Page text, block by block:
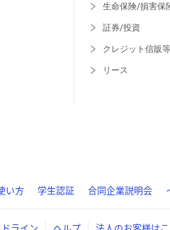
生命保険/損害保
証券/投資
クレジット信販等
リース
い方 学生認証 合同企業説明会